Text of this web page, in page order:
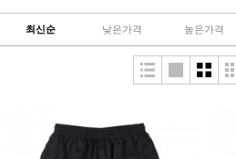
최신순 낮은가격 높은가격